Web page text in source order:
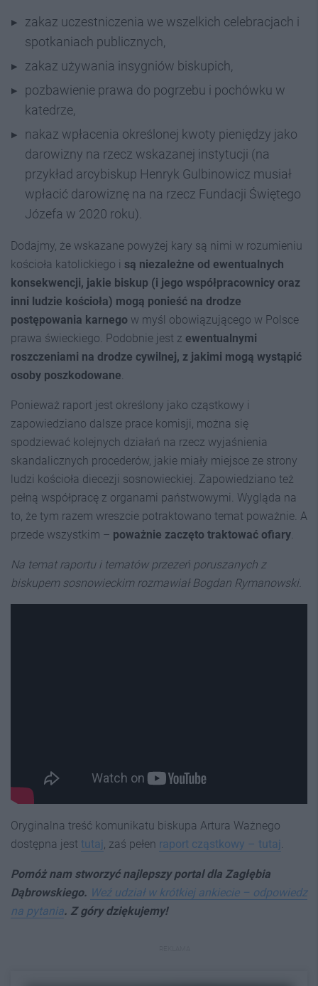
zakaz uczestniczenia we wszelkich celebracjach i
spotkaniach publicznych,
zakaz używania insygniów biskupich,
pozbawienie prawa do pogrzebu i pochówku w
katedrze,
nakaz wpłacenia określonej kwoty pieniędzy jako
darowizny na rzecz wskazanej instytucji (na
przykład arcybiskup Henryk Gulbinowicz musiał
wpłacić darowiznę na na rzecz Fundacji Świętego
Józefa w 2020 roku).
Dodajmy, że wskazane powyżej kary są nimi w rozumieniu
kościoła katolickiego i są niezależne od ewentualnych
konsekwencji, jakie biskup (i jego współpracownicy oraz
inni ludzie kościoła) mogą ponieść na drodze
postępowania karnego w myśl obowiązującego w Polsce
prawa świeckiego. Podobnie jest z ewentualnymi
roszczeniami na drodze cywilnej, z jakimi mogą wystąpić
osoby poszkodowane
Ponieważ raport jest określony jako cząstkowy i
zapowiedziano dalsze prace komisji, można się
spodziewać kolejnych działań na rzecz wyjaśnienia
skandalicznych procederów, jakie miały miejsce ze strony
ludzi kościoła diecezji sosnowieckiej. Zapowiedziano też
pełną współpracę z organami państwowymi. Wygląda na
to, że tym razem wreszcie potraktowano temat poważnie. A
przede wszystkim – poważnie zaczęto traktować ofiary
Na temat raportu i tematów przezeń poruszanych z
biskupem sosnowieckim rozmawiał Bogdan Rymanowski.
Oryginalna treść komunikatu biskupa Artura Ważnego
dostępna jest tutaj , zaś pełen raport cząstkowy – tutaj
Pomóż nam stworzyć najlepszy portal dla Zagłębia
Dąbrowskiego. Weź udział w krótkiej ankiecie – odpowiedz
na pytania. Z góry dziękujemy!